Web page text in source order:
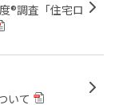
®調査「住宅ロ
いて